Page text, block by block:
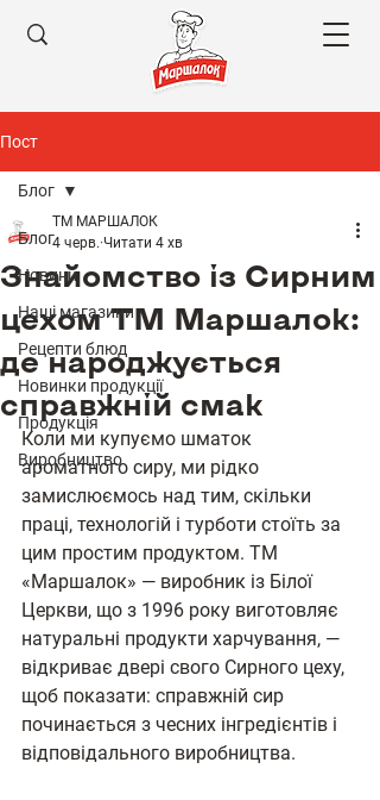
Пост
Блог
Новини
Наші магазини
Рецепти блюд
Новинки продукції
Продукція
Виробництво
Блог
Знайомство із Сирним
цехом ТМ Маршалок:
де народжується
справжній смак
ТМ МАРШАЛОК
4 черв. Читати 4 хв
Коли ми купуємо шматок
ароматного сиру, ми рідко
замислюємось над тим, скільки
праці, технологій і турботи стоїть за
цим простим продуктом. ТМ
«Маршалок» — виробник із Білої
Церкви, що з 1996 року виготовляє
натуральні продукти харчування, —
відкриває двері свого Сирного цеху,
щоб показати: справжній сир
починається з чесних інгредієнтів і
відповідального виробництва.